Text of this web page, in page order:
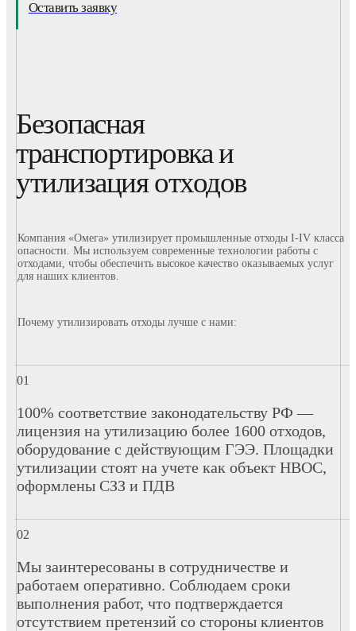
Оставить заявку
Безопасная
транспортировка и
утилизация отходов
Компания «Омега» утилизирует промышленные отходы I-IV класса
опасности. Мы используем современные технологии работы с
отходами, чтобы обеспечить высокое качество оказываемых услуг
для наших клиентов.
Почему утилизировать отходы лучше с нами:
100% соответствие законодательству РФ —
лицензия на утилизацию более 1600 отходов,
оборудование с действующим ГЭЭ. Площадки
утилизации стоят на учете как объект НВОС,
оформлены СЗЗ и ПДВ
Мы заинтересованы в сотрудничестве и
работаем оперативно. Соблюдаем сроки
выполнения работ, что подтверждается
отсутствием претензий со стороны клиентов